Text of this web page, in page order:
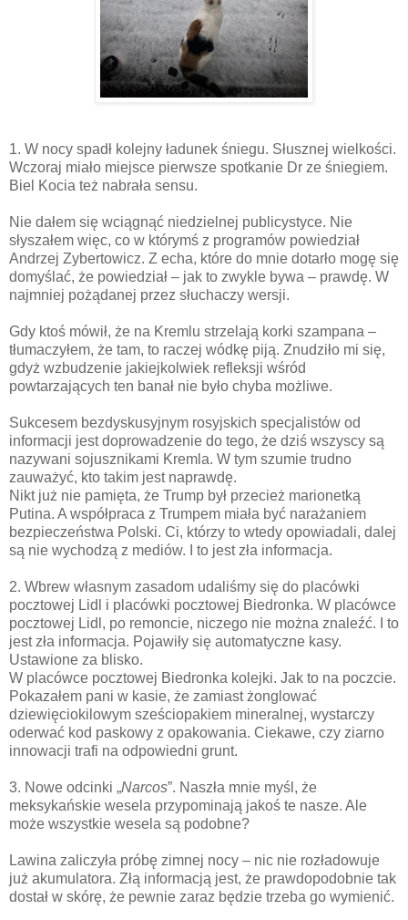
1. W nocy spadł kolejny ładunek śniegu. Słusznej wielkości.
Wczoraj miało miejsce pierwsze spotkanie Dr ze śniegiem.
Biel Kocia też nabrała sensu.
Nie dałem się wciągnąć niedzielnej publicystyce. Nie
słyszałem więc, co w którymś z programów powiedział
Andrzej Zybertowicz. Z echa, które do mnie dotarło mogę się
domyślać, że powiedział – jak to zwykle bywa – prawdę. W
najmniej pożądanej przez słuchaczy wersji.
Gdy ktoś mówił, że na Kremlu strzelają korki szampana –
tłumaczyłem, że tam, to raczej wódkę piją. Znudziło mi się,
gdyż wzbudzenie jakiejkolwiek refleksji wśród
powtarzających ten banał nie było chyba możliwe.
Sukcesem bezdyskusyjnym rosyjskich specjalistów od
informacji jest doprowadzenie do tego, że dziś wszyscy są
nazywani sojusznikami Kremla. W tym szumie trudno
zauważyć, kto takim jest naprawdę.
Nikt już nie pamięta, że Trump był przecież marionetką
Putina. A współpraca z Trumpem miała być narażaniem
bezpieczeństwa Polski. Ci, którzy to wtedy opowiadali, dalej
są nie wychodzą z mediów. I to jest zła informacja.
2. Wbrew własnym zasadom udaliśmy się do placówki
pocztowej Lidl i placówki pocztowej Biedronka. W placówce
pocztowej Lidl, po remoncie, niczego nie można znaleźć. I to
jest zła informacja. Pojawiły się automatyczne kasy.
Ustawione za blisko.
W placówce pocztowej Biedronka kolejki. Jak to na poczcie.
Pokazałem pani w kasie, że zamiast żonglować
dziewięciokilowym sześciopakiem mineralnej, wystarczy
oderwać kod paskowy z opakowania. Ciekawe, czy ziarno
innowacji trafi na odpowiedni grunt.
3. Nowe odcinki „Narcos”. Naszła mnie myśl, że
meksykańskie wesela przypominają jakoś te nasze. Ale
może wszystkie wesela są podobne?
Lawina zaliczyła próbę zimnej nocy – nic nie rozładowuje
już akumulatora. Złą informacją jest, że prawdopodobnie tak
dostał w skórę, że pewnie zaraz będzie trzeba go wymienić.